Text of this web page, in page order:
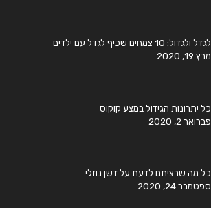
לגדל ולגדול: 10 צמחים שכיף לגדל עם ילדים
מרץ 19, 2020
כל יתרונות הגידול במצע קוקוס
פברואר 2, 2020
כל מה שרציתם לדעת על דשן נוזלי
ספטמבר 24, 2020